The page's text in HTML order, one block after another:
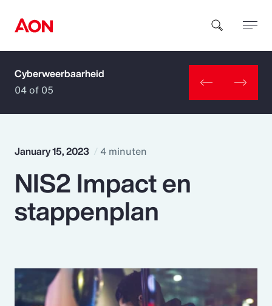
How can we help you?
Popular Searches
Insurance
Pay Transparency
Cyberweerbaarheid
04 of 05
January 15, 2023 4 minuten
NIS2 Impact en
stappenplan